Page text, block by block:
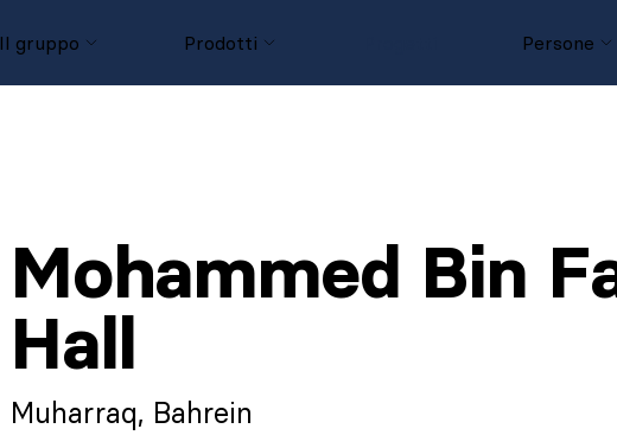
Il gruppo
Prodotti Persone
Mohammed Bin
Hall
Muharraq, Bahrein